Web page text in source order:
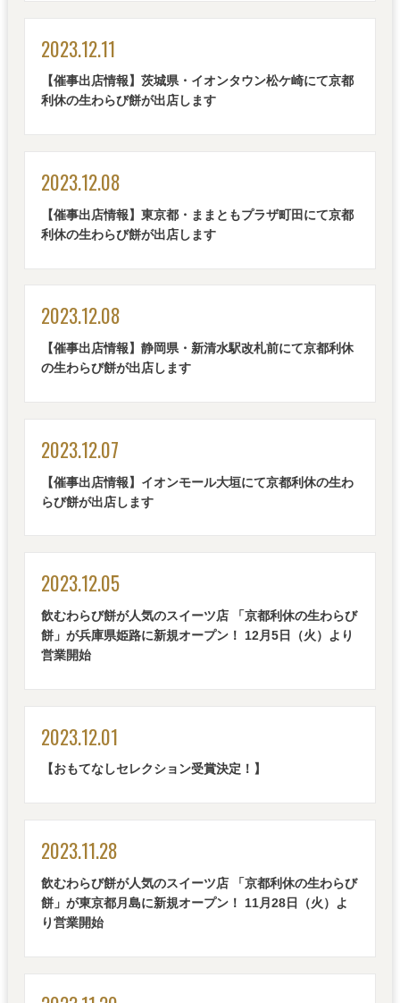
2023.12.11
【催事出店情報】茨城県・イオンタウン松ケ崎にて京都
利休の生わらび餅が出店します
2023.12.08
【催事出店情報】東京都・ままともプラザ町田にて京都
利休の生わらび餅が出店します
2023.12.08
【催事出店情報】静岡県・新清水駅改札前にて京都利休
の生わらび餅が出店します
2023.12.07
【催事出店情報】イオンモール大垣にて京都利休の生わ
らび餅が出店します
2023.12.05
飲むわらび餅が人気のスイーツ店 「京都利休の生わらび
餅」が兵庫県姫路に新規オープン！ 12月5日（火）より
営業開始
2023.12.01
【おもてなしセレクション受賞決定！】
2023.11.28
飲むわらび餅が人気のスイーツ店 「京都利休の生わらび
餅」が東京都月島に新規オープン！ 11月28日（火）よ
り営業開始